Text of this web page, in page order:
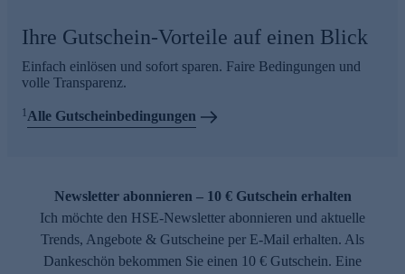
Ihre Gutschein-Vorteile auf einen Blick
Einfach einlösen und sofort sparen. Faire Bedingungen und
volle Transparenz.
1Alle Gutscheinbedingungen
Newsletter abonnieren – 10 € Gutschein erhalten
Ich möchte den HSE-Newsletter abonnieren und aktuelle
Trends, Angebote & Gutscheine per E-Mail erhalten. Als
Dankeschön bekommen Sie einen 10 € Gutschein. Eine